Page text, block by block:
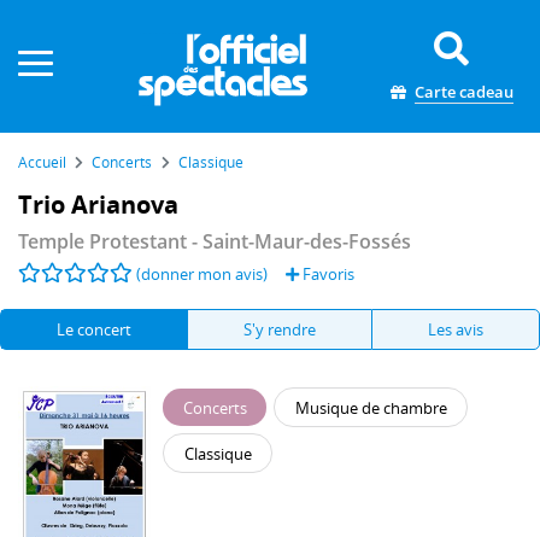
Carte cadeau
Accueil Concerts Classique
Trio Arianova
Temple Protestant- Saint-Maur-des-Fossés
(donner mon avis) Favoris
Le concert S'y rendre Les avis
Concerts Musique de chambre
Classique